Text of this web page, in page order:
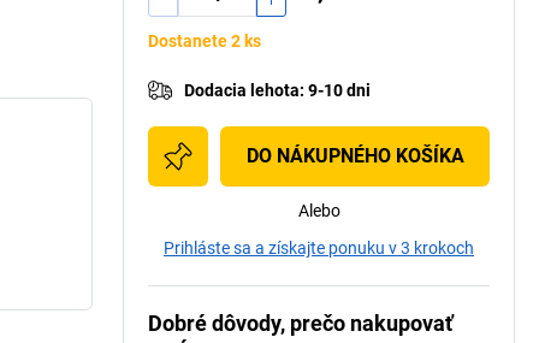
Dostanete 2 ks
Dodacia lehota: 9-10 dni
DO NÁKUPNÉHO KOŠÍKA
Alebo
Prihláste sa a získajte ponuku v 3 krokoch
Dobré dôvody, prečo nakupovať